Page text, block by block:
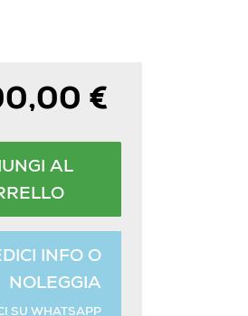
€
AL
INFO O
NOLEGGIA
SU WHATSAPP